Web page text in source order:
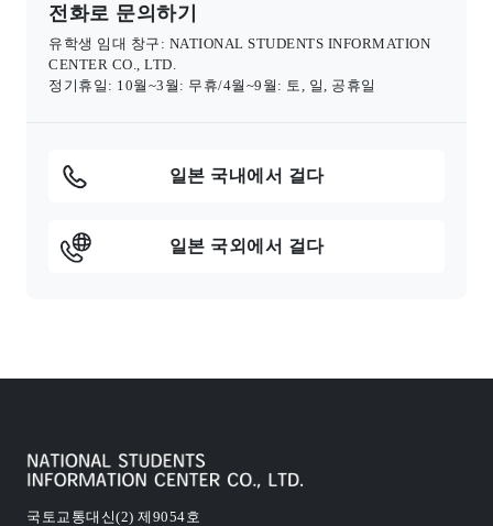
전화로 문의하기
유학생 임대 창구: NATIONAL STUDENTS INFORMATION
CENTER CO., LTD.
정기휴일: 10월~3월: 무휴/4월~9월: 토, 일, 공휴일
일본 국내에서 걸다
일본 국외에서 걸다
국토교통대신(2) 제9054호